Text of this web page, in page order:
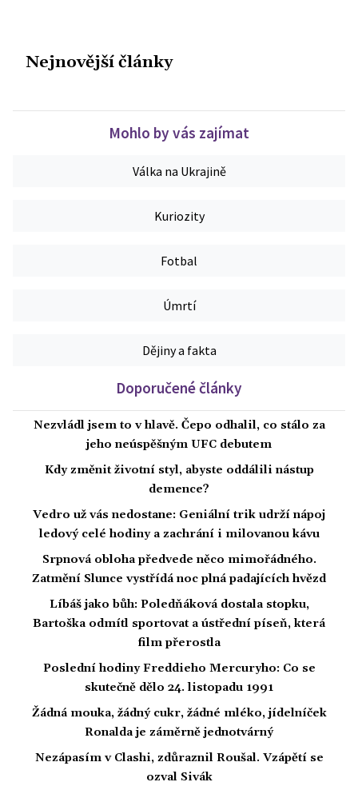
Nejnovější články
Mohlo by vás zajímat
Válka na Ukrajině
Kuriozity
Fotbal
Úmrtí
Dějiny a fakta
Doporučené články
Nezvládl jsem to v hlavě. Čepo odhalil, co stálo za
jeho neúspěšným UFC debutem
Kdy změnit životní styl, abyste oddálili nástup
demence?
Vedro už vás nedostane: Geniální trik udrží nápoj
ledový celé hodiny a zachrání i milovanou kávu
Srpnová obloha předvede něco mimořádného.
Zatmění Slunce vystřídá noc plná padajících hvězd
Líbáš jako bůh: Poledňáková dostala stopku,
Bartoška odmítl sportovat a ústřední píseň, která
film přerostla
Poslední hodiny Freddieho Mercuryho: Co se
skutečně dělo 24. listopadu 1991
Žádná mouka, žádný cukr, žádné mléko, jídelníček
Ronalda je záměrně jednotvárný
Nezápasím v Clashi, zdůraznil Roušal. Vzápětí se
ozval Sivák